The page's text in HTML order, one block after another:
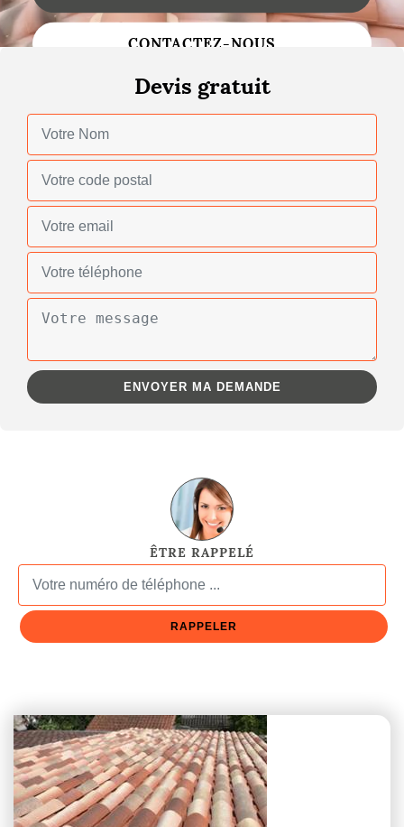
Changement de toiture
Gouttières
Réparation de toiture
CONTACTEZ-NOUS
Devis gratuit
ÊTRE RAPPELÉ